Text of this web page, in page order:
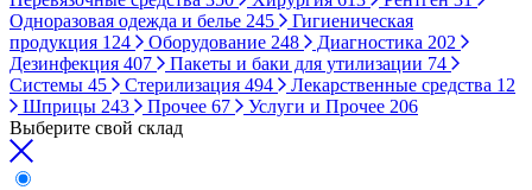
Одноразовая одежда и белье 245
Гигиеническая
продукция 124 Оборудование 248 Диагностика 202
Дезинфекция 407 Пакеты и баки для утилизации 74
Системы 45 Стерилизация 494 Лекарственные средства 12
Шприцы 243 Прочее 67 Услуги и Прочее 206
Выберите свой склад